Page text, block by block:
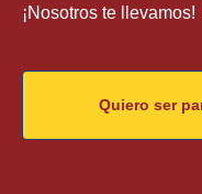
¡Nosotros te llevamos!
Quiero ser